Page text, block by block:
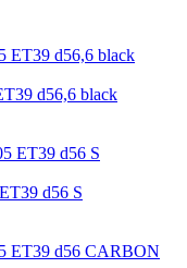
d56,6 black
d56 S